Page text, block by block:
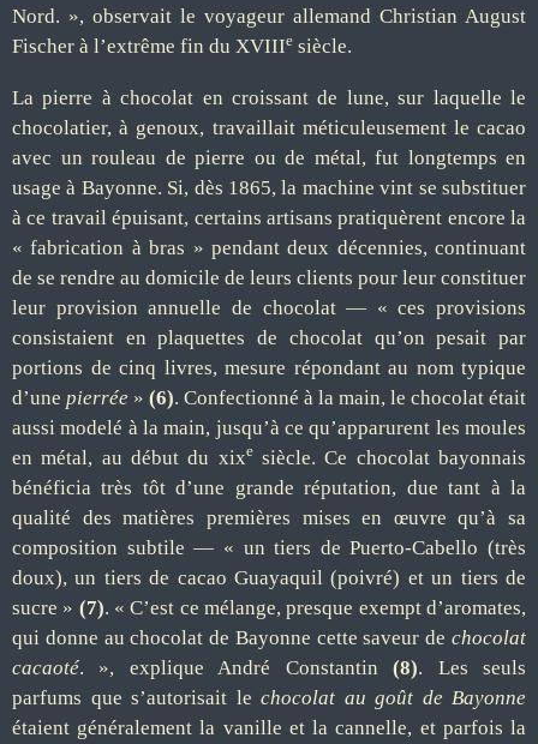
Nord. », observait le voyageur allemand Christian August
Fischer à l’extrême fin du XVIIIe siècle.
La pierre à chocolat en croissant de lune, sur laquelle le
chocolatier, à genoux, travaillait méticuleusement le cacao
avec un rouleau de pierre ou de métal, fut longtemps en
usage à Bayonne. Si, dès 1865, la machine vint se substituer
à ce travail épuisant, certains artisans pratiquèrent encore la
« fabrication à bras » pendant deux décennies, continuant
de se rendre au domicile de leurs clients pour leur constituer
leur provision annuelle de chocolat — « ces provisions
consistaient en plaquettes de chocolat qu’on pesait par
portions de cinq livres, mesure répondant au nom typique
d’une pierrée » (6). Confectionné à la main, le chocolat était
aussi modelé à la main, jusqu’à ce qu’apparurent les moules
en métal, au début du xixesiècle. Ce chocolat bayonnais
bénéficia très tôt d’une grande réputation, due tant à la
qualité des matières premières mises en œuvre qu’à sa
composition subtile — « un tiers de Puerto-Cabello (très
doux), un tiers de cacao Guayaquil (poivré) et un tiers de
sucre » (7). « C’est ce mélange, presque exempt d’aromates,
qui donne au chocolat de Bayonne cette saveur de chocolat
cacaoté. », explique André Constantin(8). Les seuls
parfums que s’autorisait le chocolat au goût de Bayonne
étaient généralement la vanille et la cannelle, et parfois la